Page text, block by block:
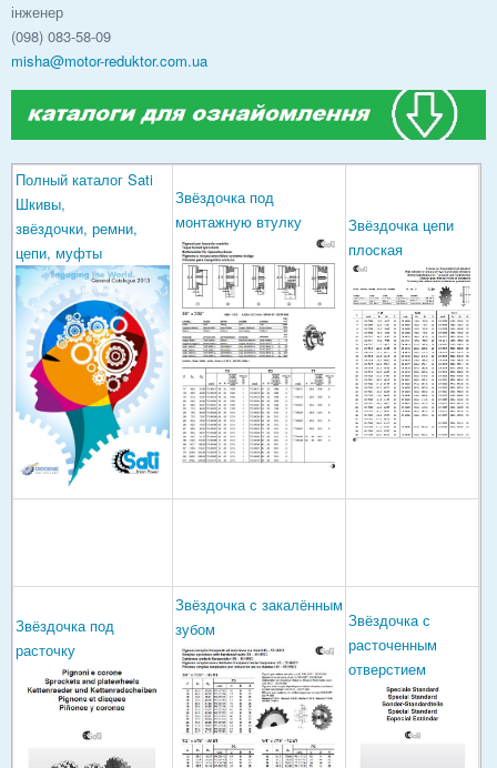
інженер
(098) 083-58-09
misha@motor-reduktor.com.ua
Полный каталог Sati
Шкивы,
звёздочки, ремни,
цепи, муфты
Звёздочка под
монтажную втулку
Звёздочка цепи
плоская
Звёздочка под
расточку
Звёздочка с закалённым
зубом
Звёздочка с
расточенным
отверстием